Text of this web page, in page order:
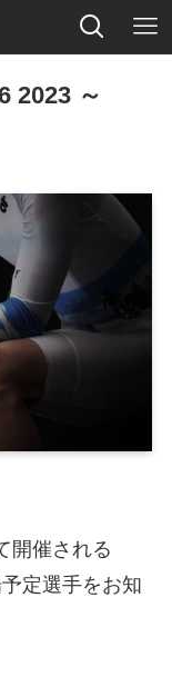
2023 ～
開催される
定選手をお知